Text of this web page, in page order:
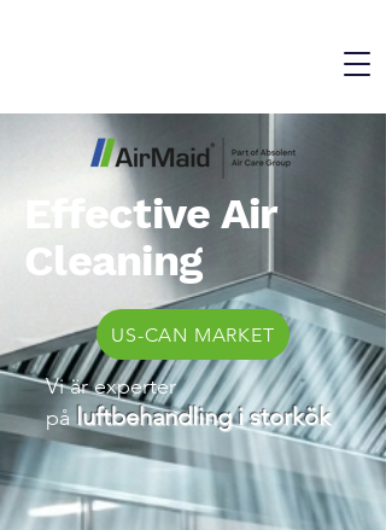
Effective Air
Cleaning
US-CAN MARKET
Vi är experter
på luftbehandling i storkök